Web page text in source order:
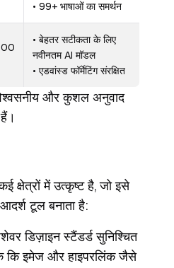
• 99+ भाषाओं का समर्थन
• बेहतर सटीकता के लिए
नवीनतम AI मॉडल
• एडवांस्ड फॉर्मेटिंग संरक्षित
और कुशल अनुवाद
में उत्कृष्ट है, जो इसे
टूल बनाता है:
डिज़ाइन स्टैंडर्ड सुनिश्चित
कि इमेज और हाइपरलिंक जैसे